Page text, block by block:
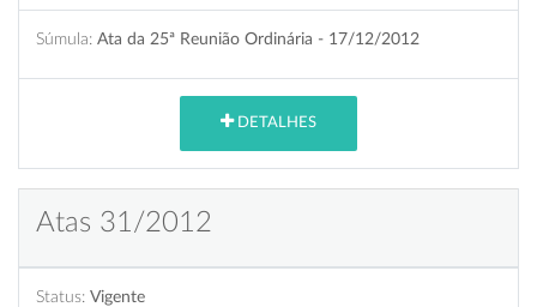
Súmula: Ata da 25ª Reunião Ordinária - 17/12/2012
DETALHES
Atas 31/2012
Status: Vigente